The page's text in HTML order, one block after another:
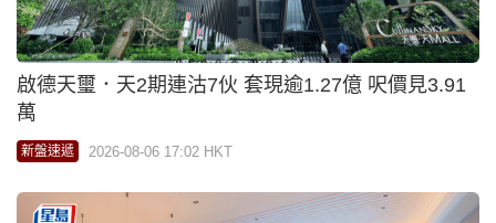
啟德天璽．天2期連沽7伙 套現逾1.27億 呎價見3.91
萬
新盤速遞 2026-08-06 17:02 HKT